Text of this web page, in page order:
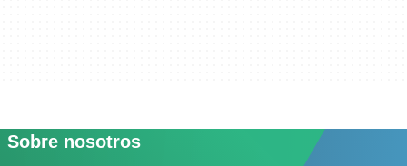
Sobre nosotros